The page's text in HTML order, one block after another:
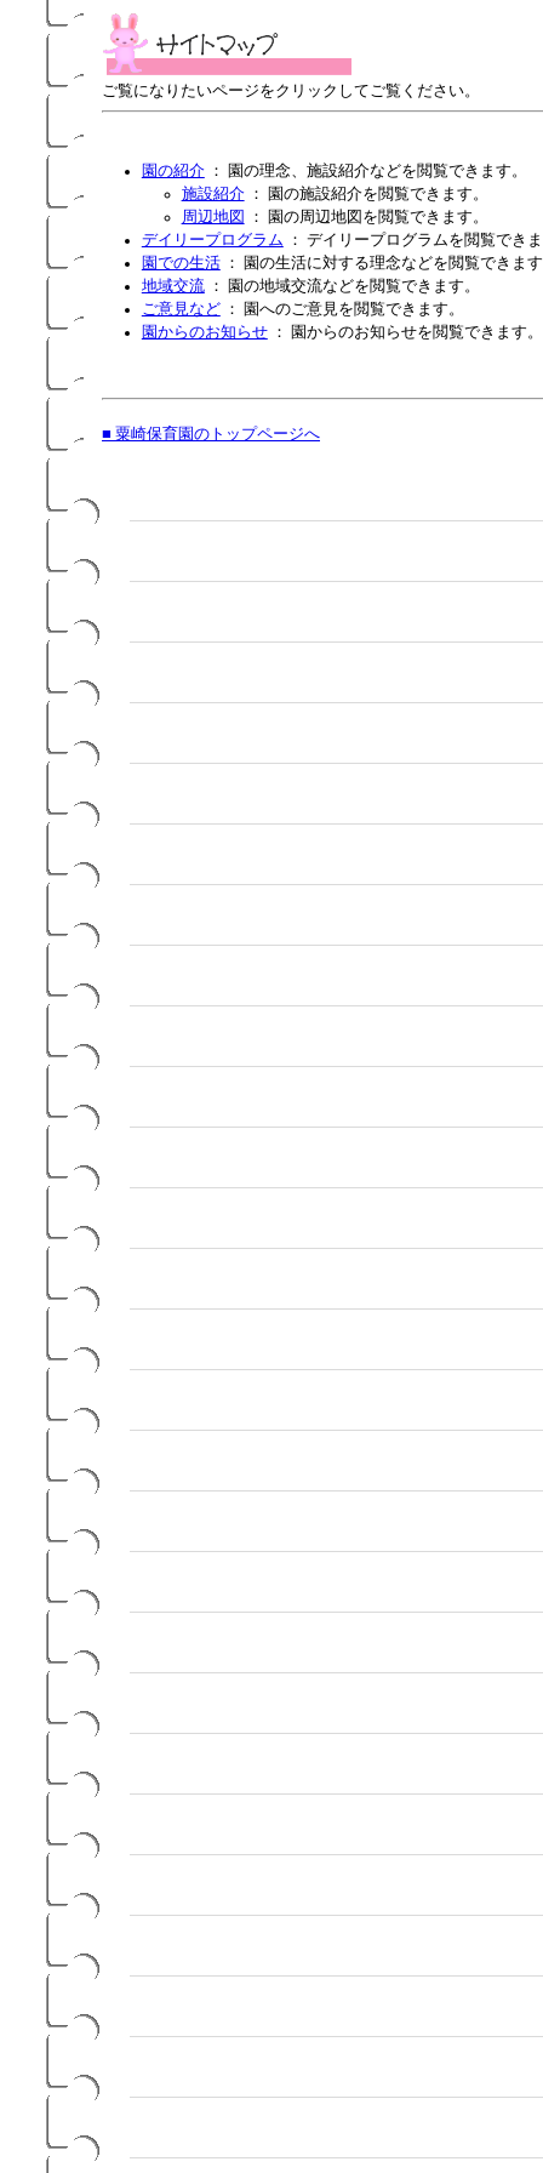
ご覧になりたいページをクリックしてご覧ください。
園の紹介： 園の理念、施設紹介などを閲覧できます。
施設紹介： 園の施設紹介を閲覧できます。
周辺地図
： 園の周辺地図を閲覧できます。
デイリープログラム ： デイリープログラムを閲覧でき
園での生活： 園の生活に対する理念などを閲覧できま
地域交流： 園の地域交流などを閲覧できます。
ご意見など： 園へのご意見を閲覧できます。
園からのお知らせ： 園からのお知らせを閲覧できます。
■ 粟崎保育園のトップページへ